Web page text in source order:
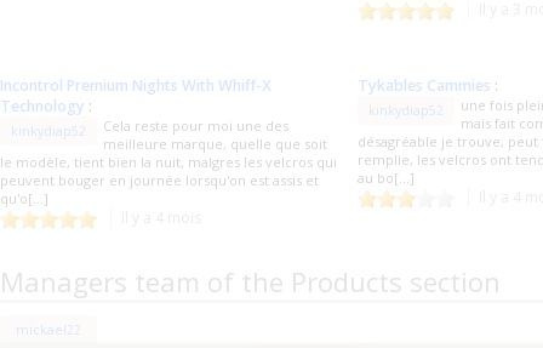
Incontrol Premium Nights With Whiff-X
Technology :
kinkydiap52
Cela reste pour moi une des
meilleure marque, quelle que soit
le modèle, tient bien la nuit, malgres les velcros qui
peuvent bouger en journée lorsqu'on est assis et
qu'o[...]
Tykables Cammies :
kinkydiap52
une fois
mais fait
désagréable je trouve,
remplie, les velcros ont
au bo[...]
Managers team of the Products section
mickael22